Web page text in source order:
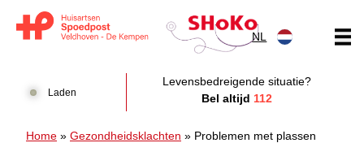
NL
Laden
Levensbedreigende situatie?
Bel altijd 112
Home » Gezondheidsklachten » Problemen met plassen